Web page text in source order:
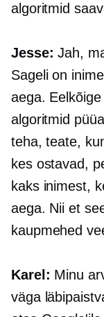
algoritmid
Jesse: Jah,
Sageli on
aega.
algoritmid
teha, teate,
kes ostavad,
kaks inimest,
aega. Nii et
kaupmehed
Karel: Minu
väga